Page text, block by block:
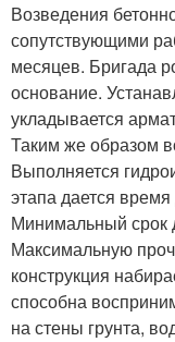
Возведения
сопутствующими
месяцев. Бригада
основание.
укладывается
Таким же образом
Выполняется
этапа дается
Минимальный срок
Максимальную
конструкция
способна
на стены грунта,